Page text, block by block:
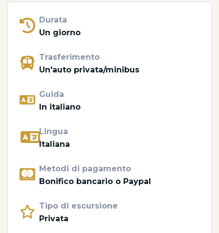
Durata
Un giorno
Trasferimento
Un'auto privata/minibus
Guida
In italiano
Lingua
Italiana
Metodi di pagamento
Bonifico bancario o Paypal
Tipo di escursione
Privata